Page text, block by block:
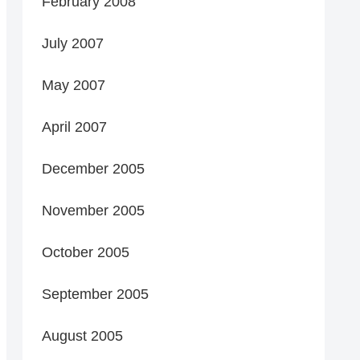
July 2007
May 2007
April 2007
December 2005
November 2005
October 2005
September 2005
August 2005